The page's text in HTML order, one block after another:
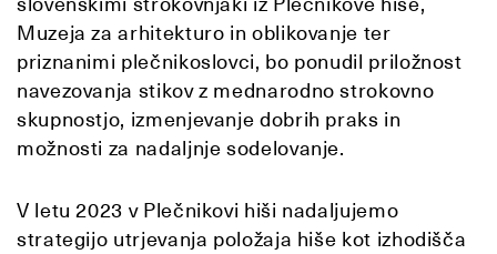
Muzeja za arhitekturo in oblikovanje ter
priznanimi plečnikoslovci, bo ponudil priložnost
navezovanja stikov z mednarodno strokovno
skupnostjo, izmenjevanje dobrih praks in
možnosti za nadaljnje sodelovanje.
V letu 2023 v Plečnikovi hiši nadaljujemo
strategijo utrjevanja položaja hiše kot izhodišča